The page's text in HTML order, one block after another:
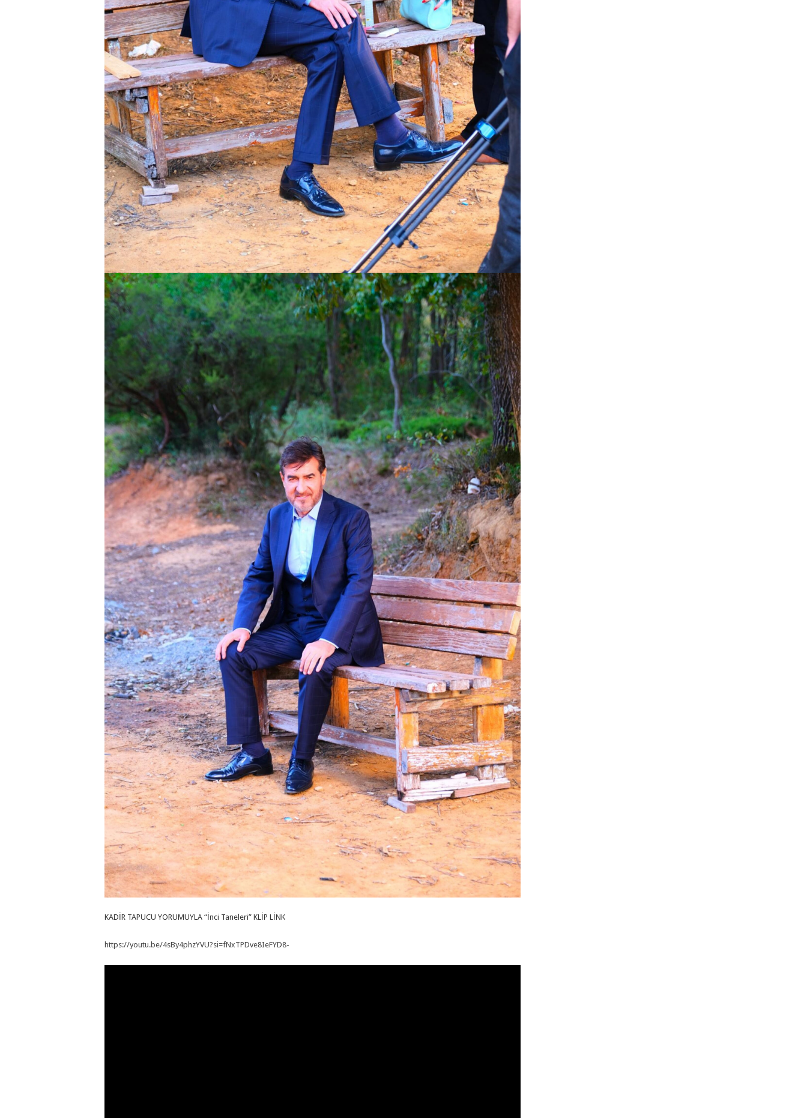
KADİR TAPUCU YORUMUYLA “İnci Taneleri” KLİP LİNK
https://youtu.be/4sBy4phzYVU?si=fNxTPDve8IeFYD8-